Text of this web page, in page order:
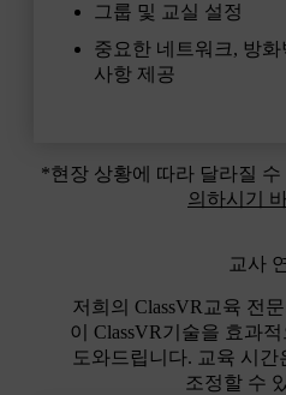
그룹 및 교실 설정
중요한 네트워크, 방
사항 제공
*현장 상황에 따라 달라질 수
의하시기
교사
저희의 ClassVR교육 전
이 ClassVR기술을 효과
도와드립니다. 교육 시간
조정할 수